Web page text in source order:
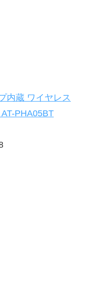
内蔵 ワイヤレス
PHA05BT